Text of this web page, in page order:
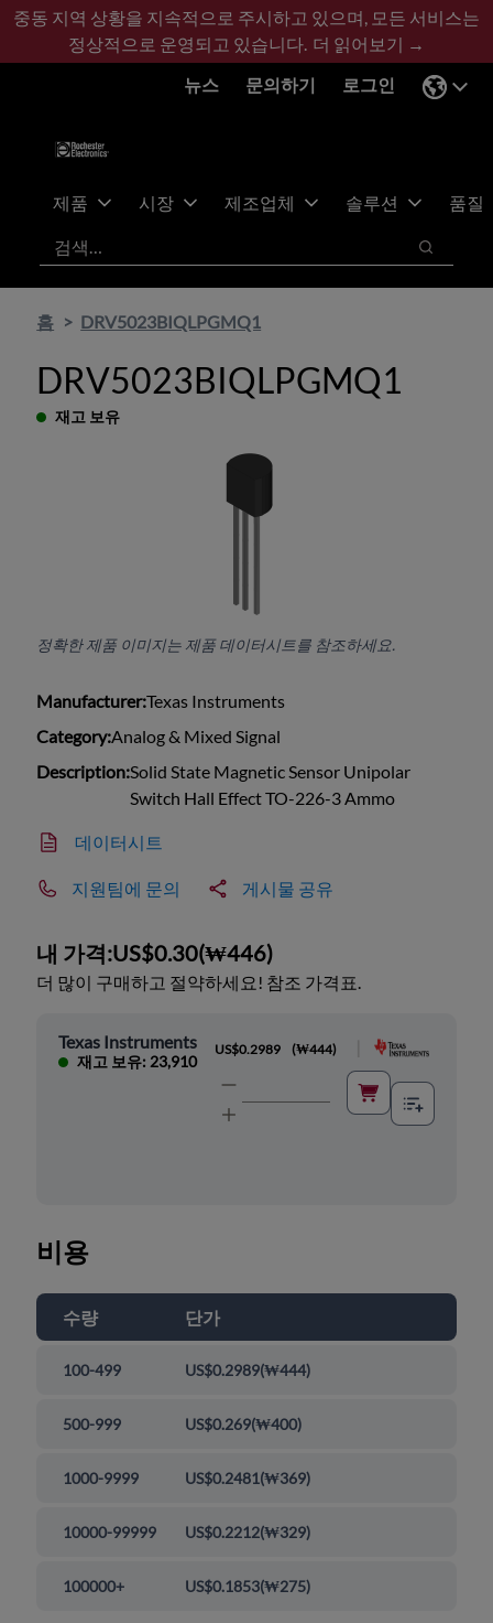
기
콘
바
글
중동 지역 상황을 지속적으로 주시하고 있으며, 모든 서비스는
정상적으로 운영되고 있습니다. 더 읽어보기 →
뉴스
문의하기 로그인
제품 시장 제조업체 솔루션
품질
검색
검색
홈 DRV5023BIQLPGMQ1
DRV5023BIQLPGMQ1
재고 보유
정확한 제품 이미지는 제품 데이터시트를 참조하세요.
Manufacturer:Texas Instruments
Category:Analog & Mixed Signal
Description:Solid State Magnetic Sensor Unipolar
Switch Hall Effect TO-226-3 Ammo
데이터시트
지원팀에 문의 게시물 공유
내 가격:US$0.30(₩446)
더 많이 구매하고 절약하세요! 참조 가격표.
Texas Instruments
재고 보유: 23,910
US$0.2989 (₩444)
비용
수량 단가
100-499 US$0.2989(₩444)
500-999 US$0.269(₩400)
1000-9999 US$0.2481(₩369)
10000-99999 US$0.2212(₩329)
100000+ US$0.1853(₩275)